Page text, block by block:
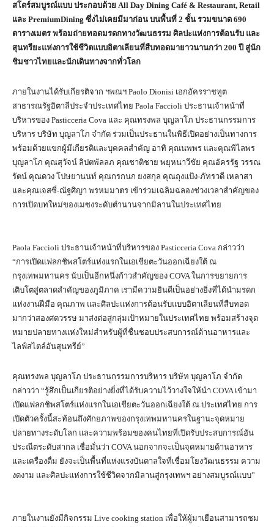
สโตร์สมบูรณ์แบบ ประกอบด้วย All Day Dining Café & Restaurant, Retail
และ PremiumDining ซึ่งไม่เคยมีมาก่อน บนพื้นที่ 2 ชั้น รวมขนาด 690
ตารางเมตร พร้อมถ่ายทอดมรดกทางวัฒนธรรม ศิลปะแห่งการต้อนรับ และ
สุนทรียะแห่งการใช้ชีวิตแบบอิตาเลียนที่สืบทอดมายาวนานกว่า 200 ปี สู่นัก
ชิมชาวไทยและนักเดินทางจากทั่วโลก
ภายในงานได้รับเกียรติจาก ฯพณฯ Paolo Dionisi เอกอัครราชทูต
สาธารณรัฐอิตาลีประจำประเทศไทย Paola Faccioli ประธานเจ้าหน้าที่
บริหารของ Pasticceria Cova และ คุณทรงพล บุญลาโภ ประธานกรรมการ
บริหาร บริษัท บุญลาโภ จำกัด ร่วมเป็นประธานในพิธีเปิดอย่างเป็นทางการ
พร้อมด้วยแขกผู้มีเกียรติและบุคคลสำคัญ อาทิ คุณนพพร และคุณพิไลพร
บุญลาโภ คุณสุวัจน์ ลิปตพัลลภ คุณชาติชาย พยุหนาวีชัย คุณอัครรัฐ วรรณ
รัตน์ คุณดวง โปษยานนท์ คุณกรกนก ยงสกุล คุณถุงแป้ง-ภัทรวดี เหลาสา
และคุณเจสซี่-ณัฐศิญา พรหมมาตร เข้าร่วมเฉลิมฉลองช่วงเวลาสำคัญของ
การเปิดบทใหม่ของเมซงระดับตำนานจากมิลานในประเทศไทย
Paola Faccioli ประธานเจ้าหน้าที่บริหารของ Pasticceria Cova กล่าวว่า
“การเปิดแฟลกชิพสโตร์แห่งแรกในเอเชียตะวันออกเฉียงใต้ ณ
กรุงเทพมหานคร นับเป็นอีกหนึ่งก้าวสำคัญของ COVA ในการขยายการ
เติบโตสู่ตลาดสำคัญของภูมิภาค เรามีความยินดีเป็นอย่างยิ่งที่ได้นำมรดก
แห่งงานฝีมือ คุณภาพ และศิลปะแห่งการต้อนรับแบบอิตาเลียนที่สืบทอด
มากว่าสองศตวรรษ มาส่งต่อสู่กลุ่มเป้าหมายในประเทศไทย พร้อมสร้างจุด
หมายปลายทางแห่งใหม่สำหรับผู้ที่ชื่นชอบประสบการณ์ด้านอาหารและ
ไลฟ์สไตล์อันสุนทรีย์”
คุณทรงพล บุญลาโภ ประธานกรรมการบริหาร บริษัท บุญลาโภ จำกัด
กล่าวว่า “รู้สึกเป็นเกียรติอย่างยิ่งที่ได้รับความไว้วางใจให้นำ COVA เข้ามา
เปิดแฟลกชิพสโตร์แห่งแรกในเอเชียตะวันออกเฉียงใต้ ณ ประเทศไทย การ
เปิดตัวครั้งนี้สะท้อนถึงศักยภาพของกรุงเทพมหานครในฐานะจุดหมาย
ปลายทางระดับโลก และความพร้อมของคนไทยที่เปิดรับประสบการณ์อัน
ประณีตระดับสากล เชื่อมั่นว่า COVA นอกจากจะเป็นจุดหมายด้านอาหาร
และเครื่องดื่ม ยังจะเป็นพื้นที่แห่งแรงบันดาลใจที่เชื่อมโยงวัฒนธรรม ความ
งดงาม และศิลปะแห่งการใช้ชีวิตจากมิลานสู่กรุงเทพฯ อย่างสมบูรณ์แบบ”
ภายในงานยังมีกิจกรรม Live cooking station เพื่อให้ผู้มาเยือนสามารถชม